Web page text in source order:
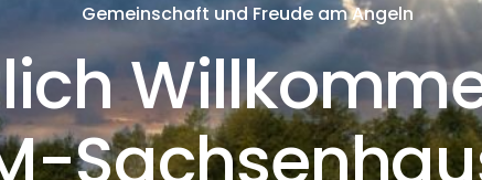
Gemeinschaft und Freude am Angeln